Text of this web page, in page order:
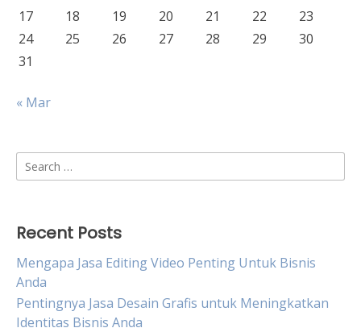
17
18 19 20 21 22
23
24
25 26 27 28 29
30
31
« Mar
Search
for:
Recent Posts
Mengapa Jasa Editing Video Penting Untuk Bisnis
Anda
Pentingnya Jasa Desain Grafis untuk Meningkatkan
Identitas Bisnis Anda